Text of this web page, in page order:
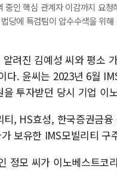
중인 핵심 관계자 이감까지 요
당에 특검팀이 압수수색을 위
려진 김예성 씨와 평소
다. 윤씨는 2023년 6월
을 투자받던 당시 기업 이
티, HS효성, 한국증권금
보유한 IMS모빌리티 구
정모 씨가 이노베스트코